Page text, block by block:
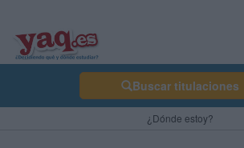
Buscar titulaciones
¿Dónde estoy?